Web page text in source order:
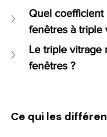
Quel
fenêtres à triple
Le triple vitrage
fenêtres ?
Ce qui les